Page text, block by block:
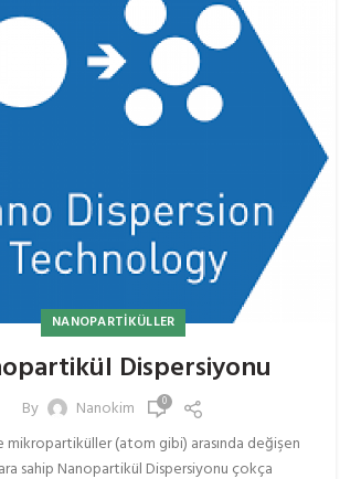
NANOPARTIKÜLLER
Dispersiyonu
By Nanokim 0
mikropartiküller (atom gibi) arasında değişen
sahip Nanopartikül Dispersiyonu çokça